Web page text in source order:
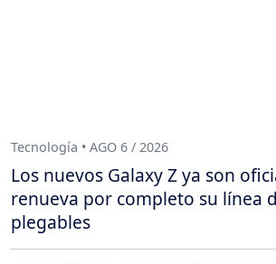
Tecnología • AGO 6 / 2026
Los nuevos Galaxy Z ya son
renueva por completo su línea
plegables